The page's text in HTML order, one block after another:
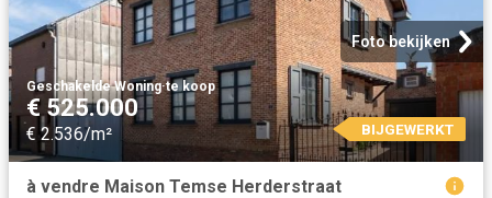
Foto bekijken
Geschakelde Woning·te koop
€ 525.000
€ 2.536/m² BIJGEWERKT
à vendre Maison Temse Herderstraat